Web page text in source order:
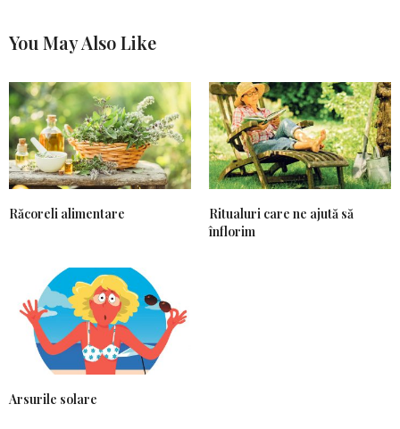
You May Also Like
Răcoreli alimentare
Ritualuri care ne ajută să
înflorim
Arsurile solare